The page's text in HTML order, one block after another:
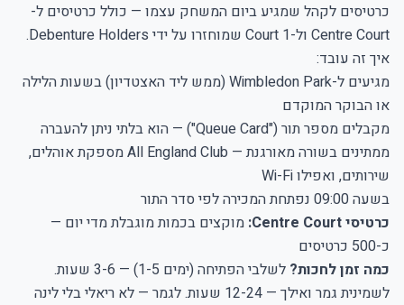
כרטיסים לקהל שמגיע ביום המשחק עצמו — כולל כרטיסים ל-
Centre Court ול-Court 1 שמוחזרו על ידי Debenture Holders.
איך זה עובד:
מגיעים ל-Wimbledon Park (ממש ליד האצטדיון) בשעות הלילה
או הבוקר המוקדם
מקבלים מספר תור ("Queue Card") — הוא בלתי ניתן להעברה
ממתינים בשורה מאורגנת — All England Club מספקת אוהלים,
שירותים, ואפילו Wi-Fi
בשעה 09:00 נפתחת המכירה לפי סדר התור
כרטיסי Centre Court:
מוקצים בכמות מוגבלת מדי יום —
כ-500 כרטיסים
כמה זמן לחכות?
לשלבי הפתיחה (ימים 1-5) — 3-6 שעות.
לשמינית גמר ואילך — 12-24 שעות. לגמר — לא ריאלי בלי לינה